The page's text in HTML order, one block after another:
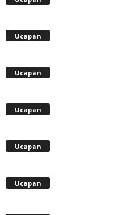
Ucapan
Ucapan
Ucapan
Ucapan
Ucapan